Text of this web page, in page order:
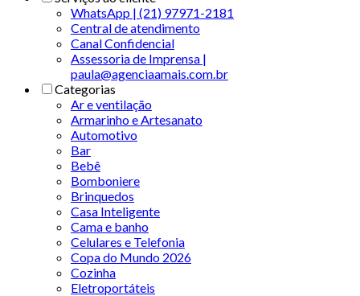
WhatsApp | (21) 97971-2181
Central de atendimento
Canal Confidencial
Assessoria de Imprensa |
paula@agenciaamais.com.br
Categorias
Ar e ventilação
Armarinho e Artesanato
Automotivo
Bar
Bebê
Bomboniere
Brinquedos
Casa Inteligente
Cama e banho
Celulares e Telefonia
Copa do Mundo 2026
Cozinha
Eletroportáteis